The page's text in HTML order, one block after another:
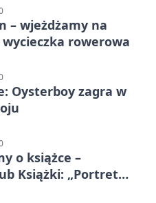
– wjeżdżamy na
wycieczka rowerowa
Oysterboy zagra w
o książce –
Książki: „Portret